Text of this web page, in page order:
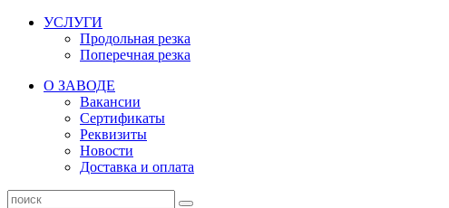
УСЛУГИ
Продольная резка
Поперечная резка
О ЗАВОДЕ
Вакансии
Сертификаты
Реквизиты
Новости
Доставка и оплата